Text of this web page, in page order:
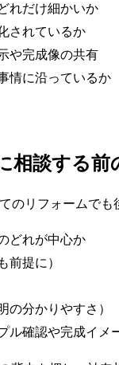
れだけ細かいか
されているか
や完成像の共有
情に沿っているか
相談する前
のリフォームでも
どれが中心か
前提に）
の分かりやすさ）
確認や完成イメ